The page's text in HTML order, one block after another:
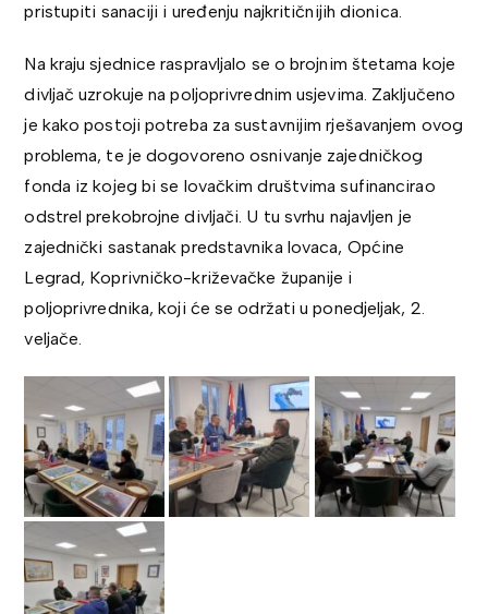
pristupiti sanaciji i uređenju najkritičnijih dionica.
Na kraju sjednice raspravljalo se o brojnim štetama koje
divljač uzrokuje na poljoprivrednim usjevima. Zaključeno
je kako postoji potreba za sustavnijim rješavanjem ovog
problema, te je dogovoreno osnivanje zajedničkog
fonda iz kojeg bi se lovačkim društvima sufinancirao
odstrel prekobrojne divljači. U tu svrhu najavljen je
zajednički sastanak predstavnika lovaca, Općine
Legrad, Koprivničko-križevačke županije i
poljoprivrednika, koji će se održati u ponedjeljak, 2.
veljače.